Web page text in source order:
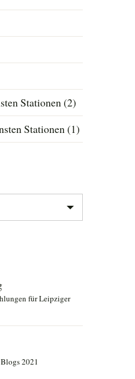
Stationen (2)
Stationen (1)
für Leipziger
2021